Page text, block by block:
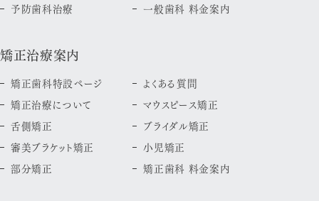
予防歯科治療
一般歯科 料金案内
矯正治療案内
矯正歯科特設ページ
矯正治療について
舌側矯正
審美ブラケット矯正
部分矯正
よくある質問
マウスピース矯正
ブライダル矯正
小児矯正
矯正歯科 料金案内